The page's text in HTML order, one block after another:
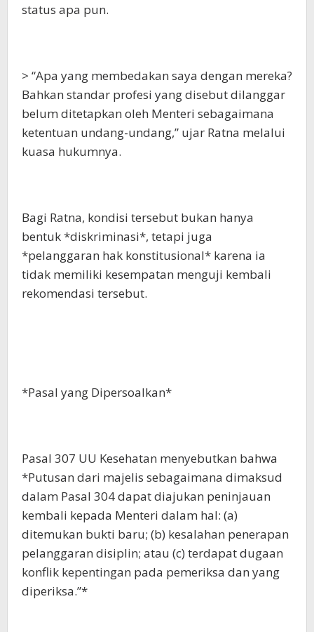
status apa pun.
> “Apa yang membedakan saya dengan mereka?
Bahkan standar profesi yang disebut dilanggar
belum ditetapkan oleh Menteri sebagaimana
ketentuan undang-undang,” ujar Ratna melalui
kuasa hukumnya.
Bagi Ratna, kondisi tersebut bukan hanya
bentuk *diskriminasi*, tetapi juga
*pelanggaran hak konstitusional* karena ia
tidak memiliki kesempatan menguji kembali
rekomendasi tersebut.
*Pasal yang Dipersoalkan*
Pasal 307 UU Kesehatan menyebutkan bahwa
*Putusan dari majelis sebagaimana dimaksud
dalam Pasal 304 dapat diajukan peninjauan
kembali kepada Menteri dalam hal: (a)
ditemukan bukti baru; (b) kesalahan penerapan
pelanggaran disiplin; atau (c) terdapat dugaan
konflik kepentingan pada pemeriksa dan yang
diperiksa.”*